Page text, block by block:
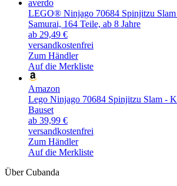
averdo
LEGO® Ninjago 70684 Spinjitzu
Samurai, 164 Teile, ab 8 Jahre
ab 29,49 €
versandkostenfrei
Zum Händler
Auf die Merkliste
Amazon
Lego Ninjago 70684 Spinjitzu Slam -
Bauset
ab 39,99 €
versandkostenfrei
Zum Händler
Auf die Merkliste
Über Cubanda